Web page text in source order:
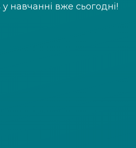
у навчанні вже сьогодні!